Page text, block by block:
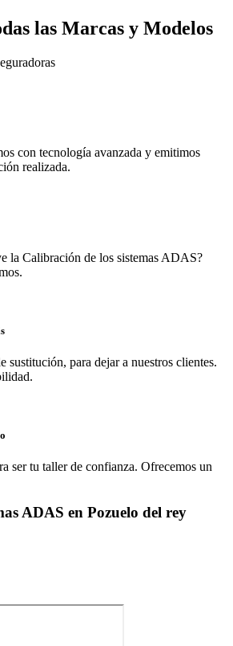
las Marcas y Modelos
con tecnología avanzada y emitimos
realizada.
la Calibración de los sistemas ADAS?
sustitución, para dejar a nuestros clientes.
ser tu taller de confianza. Ofrecemos un
ADAS en Pozuelo del rey